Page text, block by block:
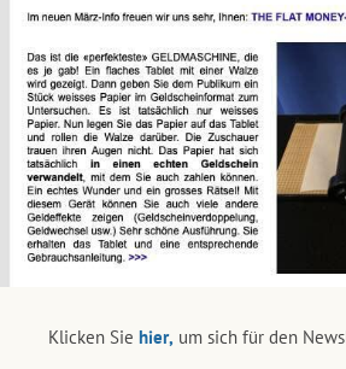
Klicken Sie hier, um sich für den